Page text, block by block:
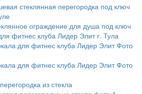
стеклянная перегородка под ключ
ограждение для душа под ключ
фитнес клуба Лидер Элит г. Тула
для фитнес клуба Лидер Элит Фото
для фитнес клуба Лидер Элит Фото
из стекла